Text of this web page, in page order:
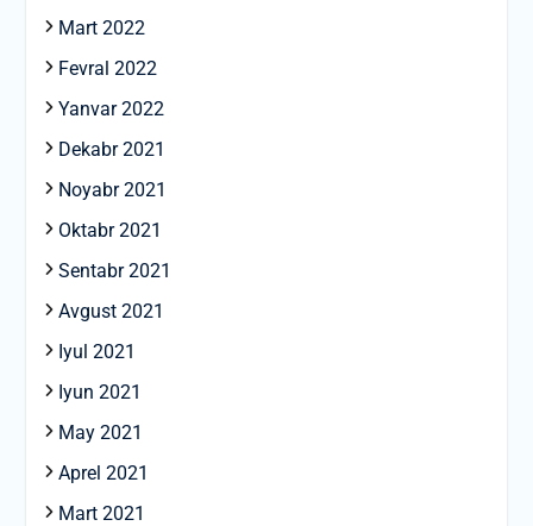
Mart 2022
Fevral 2022
Yanvar 2022
Dekabr 2021
Noyabr 2021
Oktabr 2021
Sentabr 2021
Avgust 2021
Iyul 2021
Iyun 2021
May 2021
Aprel 2021
Mart 2021